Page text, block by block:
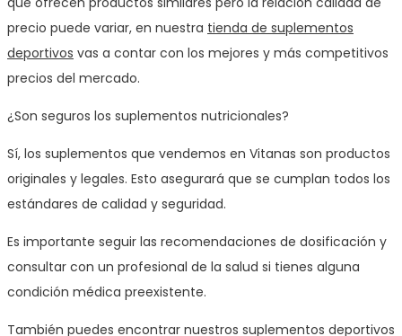
precio puede variar, en nuestra tienda de suplementos
deportivos vas a contar con los mejores y más competitivos
precios del mercado.
¿Son seguros los suplementos nutricionales?
Sí, los suplementos que vendemos en Vitanas son productos
originales y legales. Esto asegurará que se cumplan todos los
estándares de calidad y seguridad.
Es importante seguir las recomendaciones de dosificación y
consultar con un profesional de la salud si tienes alguna
condición médica preexistente.
También puedes encontrar nuestros suplementos deportivos